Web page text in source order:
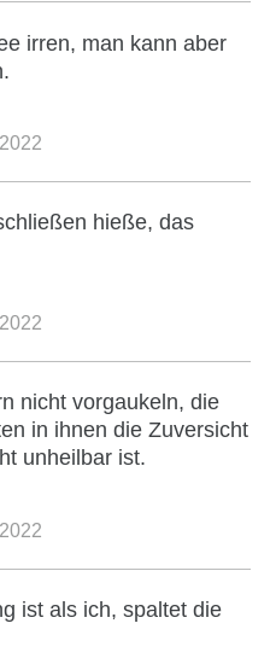
irren, man kann aber
hieße, das
nicht vorgaukeln, die
in ihnen die Zuversicht
unheilbar ist.
ist als ich, spaltet die